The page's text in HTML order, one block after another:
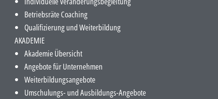
Betriebsräte Coaching
Qualifizierung und Weiterbildung
AKADEMIE
Akademie Übersicht
Angebote für Unternehmen
Weiterbildungsangebote
Umschulungs- und Ausbildungs-Angebote